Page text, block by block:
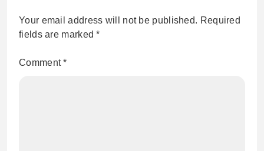
Your email address will not be published. Required
fields are marked*
Comment*